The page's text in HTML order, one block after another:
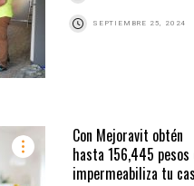
SEPTIEMBRE 25, 2024
Con Mejoravit obtén
hasta 156,445 pesos
impermeabiliza tu